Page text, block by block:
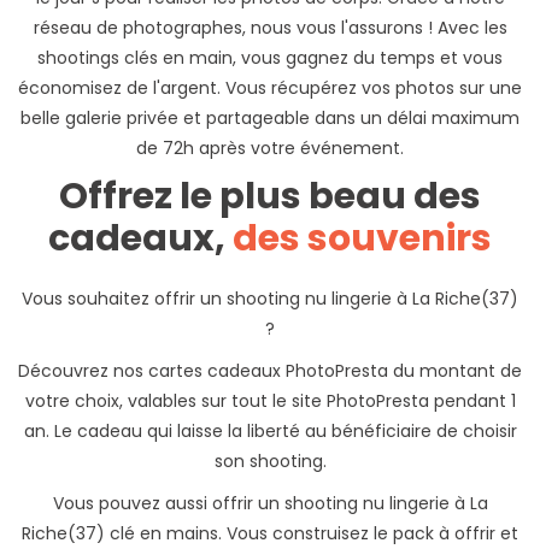
réseau de photographes, nous vous l'assurons ! Avec les
shootings clés en main, vous gagnez du temps et vous
économisez de l'argent. Vous récupérez vos photos sur une
belle galerie privée et partageable dans un délai maximum
de 72h après votre événement.
Offrez le plus beau des
cadeaux,des souvenirs
Vous souhaitez offrir un shooting nu lingerie à La Riche(37)
?
Découvrez nos cartes cadeaux PhotoPresta du montant de
votre choix, valables sur tout le site PhotoPresta pendant 1
an. Le cadeau qui laisse la liberté au bénéficiaire de choisir
son shooting.
Vous pouvez aussi offrir un shooting nu lingerie à La
Riche(37) clé en mains. Vous construisez le pack à offrir et